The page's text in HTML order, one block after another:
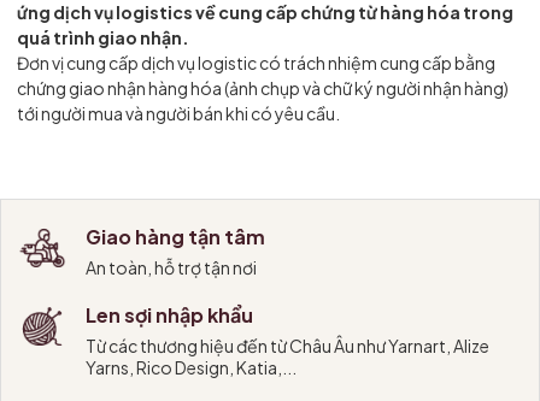
ứng dịch vụ logistics về cung cấp chứng từ hàng hóa trong
quá trình giao nhận.
Đơn vị cung cấp dịch vụ logistic có trách nhiệm cung cấp bằng
chứng giao nhận hàng hóa (ảnh chụp và chữ ký người nhận hàng)
tới người mua và người bán khi có yêu cầu.
Giao hàng tận tâm
An toàn, hỗ trợ tận nơi
Len sợi nhập khẩu
Từ các thương hiệu đến từ Châu Âu như Yarnart, Alize
Yarns, Rico Design, Katia,...